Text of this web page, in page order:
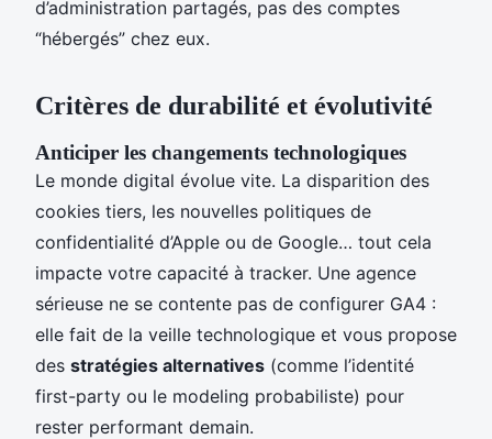
d’administration partagés, pas des comptes
“hébergés” chez eux.
Critères de durabilité et évolutivité
Anticiper les changements technologiques
Le monde digital évolue vite. La disparition des
cookies tiers, les nouvelles politiques de
confidentialité d’Apple ou de Google… tout cela
impacte votre capacité à tracker. Une agence
sérieuse ne se contente pas de configurer GA4 :
elle fait de la veille technologique et vous propose
des stratégies alternatives (comme l’identité
first-party ou le modeling probabiliste) pour
rester performant demain.